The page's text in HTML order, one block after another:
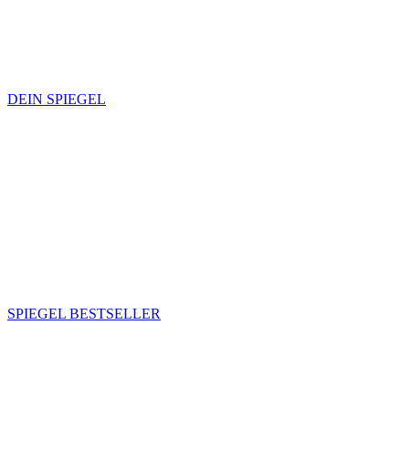
DEIN SPIEGEL
SPIEGEL BESTSELLER